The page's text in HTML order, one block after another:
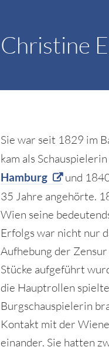
Christine
Sie war seit 1829 im
kam als
Hamburg und
35 Jahre angehörte.
Wien seine
Erfolgs war nicht nur
Aufhebung der
Stücke aufgeführt
die Hauptrollen
Burgschauspielerin
Kontakt mit der
einander. Sie hatten